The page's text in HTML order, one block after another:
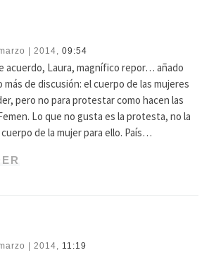
| 2014, 09:54
acuerdo, Laura, magnífico repor… añado
de discusión: el cuerpo de las mujeres
pero no para protestar como hacen las
Lo que no gusta es la protesta, no la
de la mujer para ello. País…
| 2014, 11:19